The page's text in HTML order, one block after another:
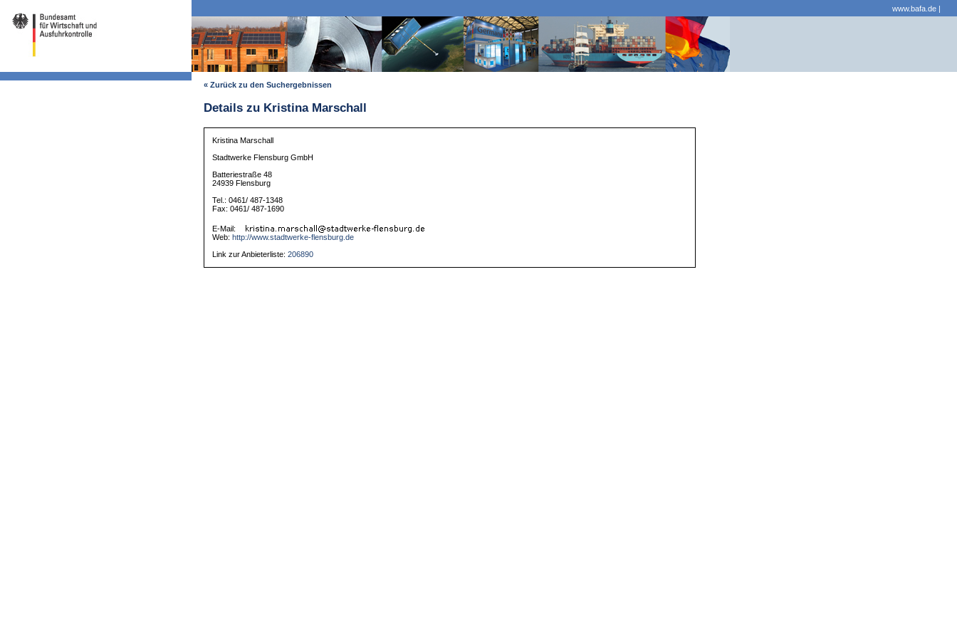
www.bafa.de |
« Zurück zu den Suchergebnissen
Details zu Kristina Marschall
Kristina Marschall
Stadtwerke Flensburg GmbH
Batteriestraße 48
24939 Flensburg
Tel.: 0461/ 487-1348
Fax: 0461/ 487-1690
E-Mail:
Web: http://www.stadtwerke-flensburg.de
Link zur Anbieterliste:206890